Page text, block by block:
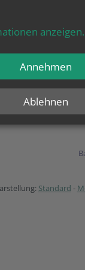
Standard -
anzeigen
Ablehnen
Annehmen